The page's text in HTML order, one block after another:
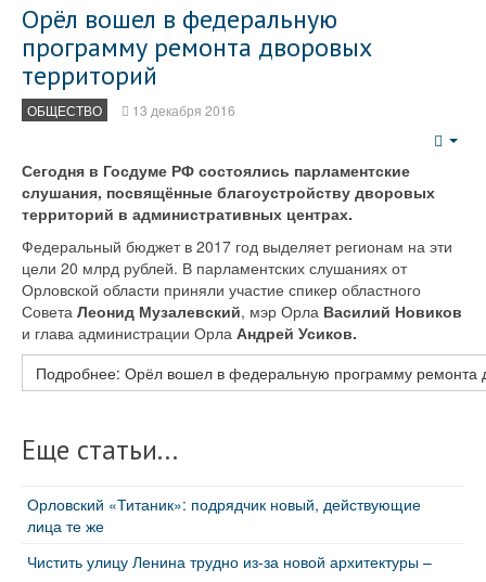
Орёл вошел в федеральную
программу ремонта дворовых
территорий
ОБЩЕСТВО 13 декабря 2016
Сегодня в Госдуме РФ состоялись парламентские
слушания, посвящённые благоустройству дворовых
территорий в административных центрах.
Федеральный бюджет в 2017 год выделяет регионам на эти
цели 20 млрд рублей. В парламентских слушаниях от
Орловской области приняли участие спикер областного
Совета Леонид Музалевский, мэр Орла Василий Новиков
и глава администрации Орла Андрей Усиков.
Подробнее: Орёл вошел в федеральную программу ремонта
Еще статьи...
Орловский «Титаник»: подрядчик новый, действующие
лица те же
Чистить улицу Ленина трудно из-за новой архитектуры –